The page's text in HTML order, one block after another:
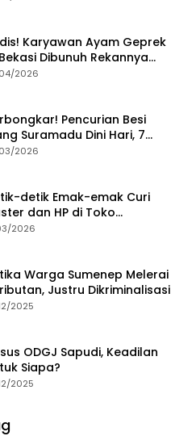
Karyawan Ayam Geprek
Dibunuh Rekannya
Tolak Diajak Merampok
2026
Pencurian Besi
Suramadu Dini Hari, 7
Ditangkap Polisi
2026
detik Emak-emak Curi
dan HP di Toko
Aksi Terekam CCTV
2026
Warga Sumenep Melerai
Justru Dikriminalisasi
2025
ODGJ Sapudi, Keadilan
Siapa?
2025